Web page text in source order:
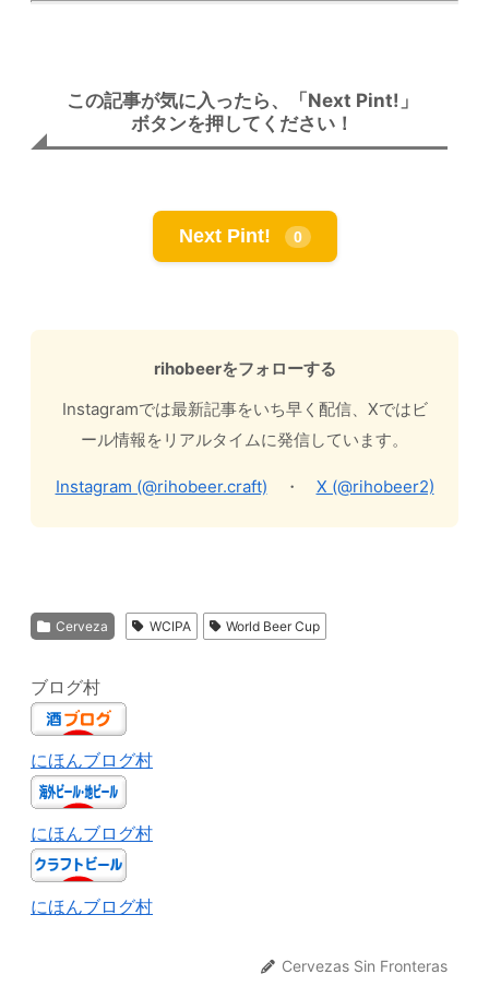
この記事が気に入ったら、「Next Pint!」
ボタンを押してください！
Next Pint! 0
rihobeerをフォローする
Instagramでは最新記事をいち早く配信、Xではビ
ール情報をリアルタイムに発信しています。
Instagram (@rihobeer.craft) ・ X (@rihobeer2)
Cerveza WCIPA World Beer Cup
ブログ村
にほんブログ村
にほんブログ村
にほんブログ村
Cervezas Sin Fronteras